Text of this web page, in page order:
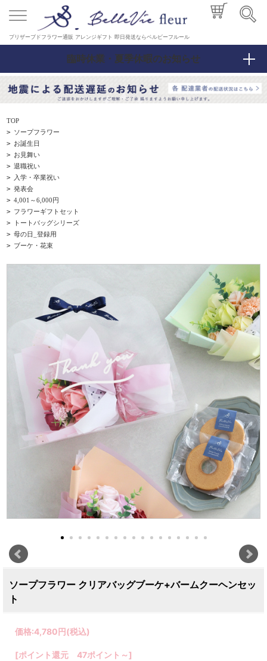
プリザーブドフラワー通販 アレンジギフト 即日発送ならベルビーフルール
臨時休業・夏季休暇のお知らせ
TOP
> ソープフラワー
> お誕生日
> お見舞い
> 退職祝い
> 入学・卒業祝い
> 発表会
> 4,001～6,000円
> フラワーギフトセット
> トートバッグシリーズ
> 母の日_登録用
> ブーケ・花束
ソープフラワー クリアバッグブーケ+バームクーヘンセッ
ト
価格:4,780円(税込)
[ポイント還元 47ポイント～]